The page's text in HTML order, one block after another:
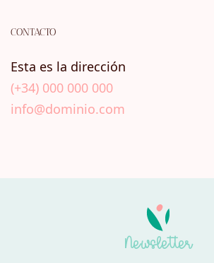
CONTACTO
Esta es la dirección
(+34) 000 000 000
info@dominio.com
Newsletter